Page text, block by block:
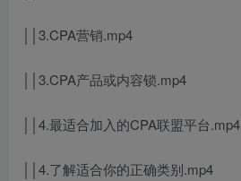
││3.CPA营销.mp4
││3.CPA产品或内容锁.mp4
││4.最适合加入的CPA联盟平台.mp4
││4.了解适合你的正确类别.mp4